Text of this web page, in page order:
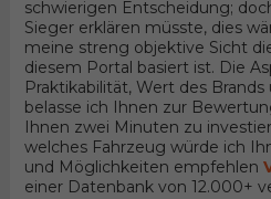
schwierigen Entscheidung;
Sieger erklären müsste, dies
meine streng objektive Sicht
diesem Portal basiert ist. Die
Praktikabilität, Wert des
belasse ich Ihnen zur
Ihnen zwei Minuten zu
welches Fahrzeug würde ich
und Möglichkeiten empfehlen
einer Datenbank von 12.000+